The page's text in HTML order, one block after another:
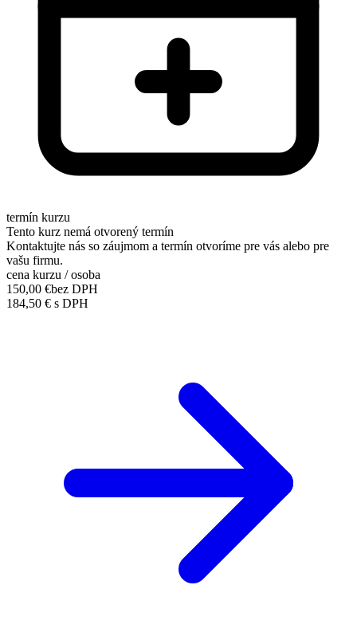
termín kurzu
Tento kurz nemá otvorený termín
Kontaktujte nás so záujmom a termín otvoríme pre vás alebo pre
vašu firmu.
cena kurzu / osoba
150,00 €bez DPH
184,50 € s DPH